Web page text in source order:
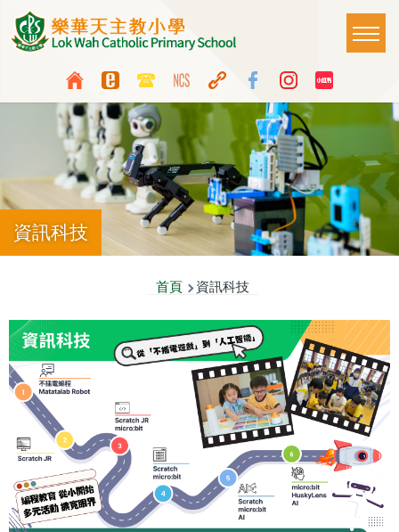
移至主內容
Top
Media
Button
Language
switcher
Main
資訊科技
航
連
結
首頁 資訊科技